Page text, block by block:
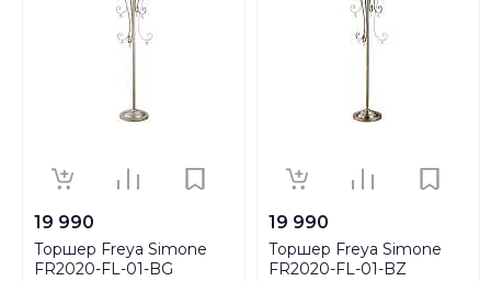
19 990
Торшер Freya Simone
FR2020-FL-01-BG
19 990
Торшер Freya Simone
FR2020-FL-01-BZ